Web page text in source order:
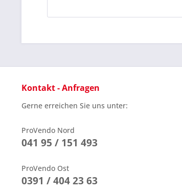
Kontakt - Anfragen
Gerne erreichen Sie uns unter:
ProVendo Nord
041 95 / 151 493
ProVendo Ost
0391 / 404 23 63